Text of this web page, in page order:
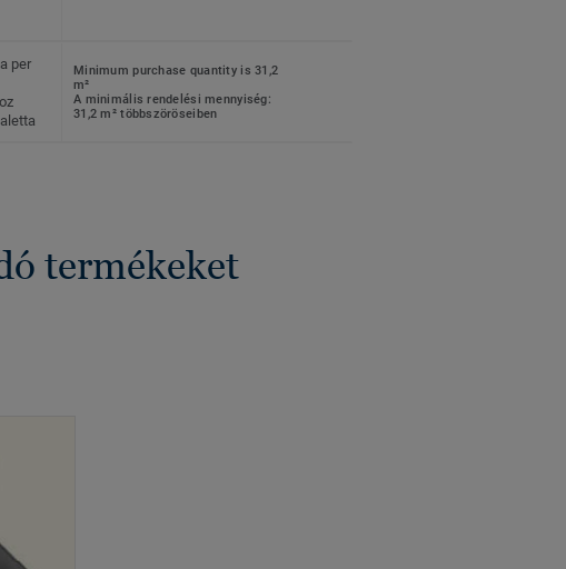
per
Minimum purchase quantity is 31,2
m²
A minimális rendelési mennyiség:
31,2 m² többszöröseiben
termékeket